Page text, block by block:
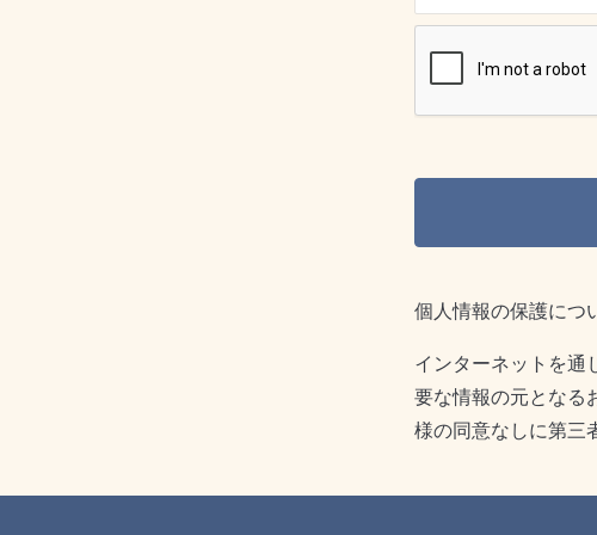
個人情報の保護につ
インターネットを通
要な情報の元となる
様の同意なしに第三